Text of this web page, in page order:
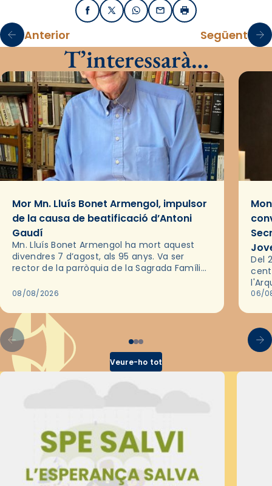
FacebookX / TwitterWhatsApp
EmailImprimir
Anterior Següent
T’interessarà…
Mor Mn. Lluís Bonet Armengol, impulsor
de la causa de beatificació d’Antoni
Gaudí
Mn. Lluís Bonet Armengol ha mort aquest
divendres 7 d’agost, als 95 anys. Va ser
rector de la parròquia de la Sagrada Família
2018,…
08/08/2026
Del
les
06/
Veure-ho tot